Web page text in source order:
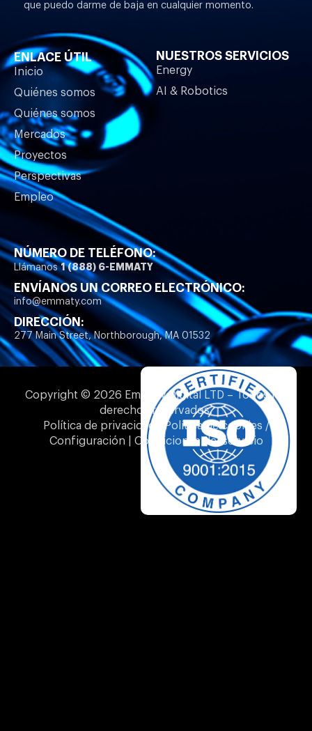
que puedo darme de baja en cualquier momento.
ENLACE ÚTIL
Inicio
Quiénes somos
Quiénes somos
Mercados
Proyectos
Perspectivas
Empleo
NUESTROS SERVICIOS
Energy
AI & Robotics
NÚMERO DE TELÉFONO:
Llámanos1 (888) 6-EMMATY
ENVÍANOS UN CORREO ELECTRÓNICO:
info@emmaty.com
DIRECCIÓN:
277 Main Street, Northborough, MA 01532
Copyright © 2026 Emmaty Digital LTD – Todos los
derechos reservados.
Política de privacidad | Política de cookies /
Configuración | Condiciones del servicio